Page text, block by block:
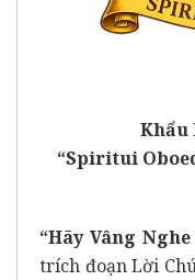
Khẩu
“Spiritui
“Hãy Vâng
trích đoạn Lời